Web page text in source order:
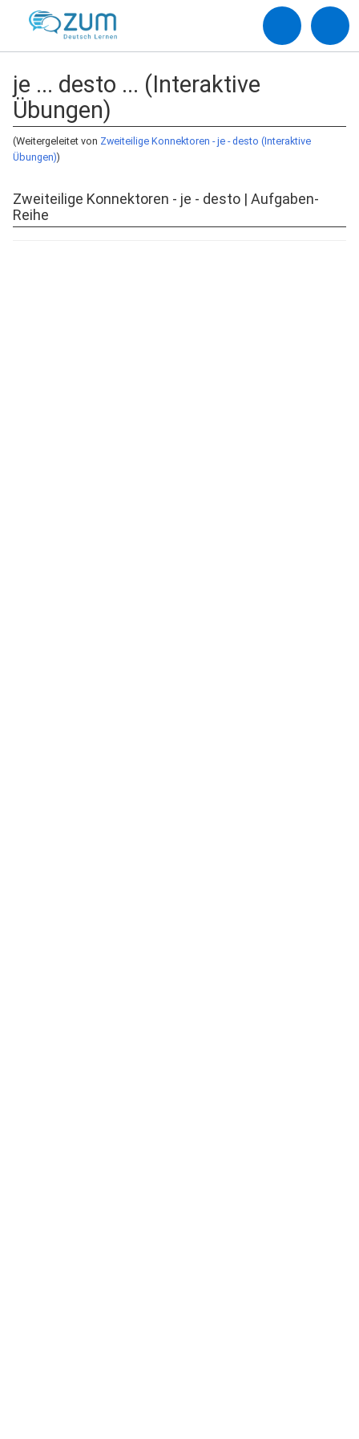
je ... desto ... (Interaktive
Übungen)
(Weitergeleitet von Zweiteilige Konnektoren - je - desto (Interaktive
Übungen))
Zweiteilige Konnektoren - je - desto | Aufgaben-
Reihe